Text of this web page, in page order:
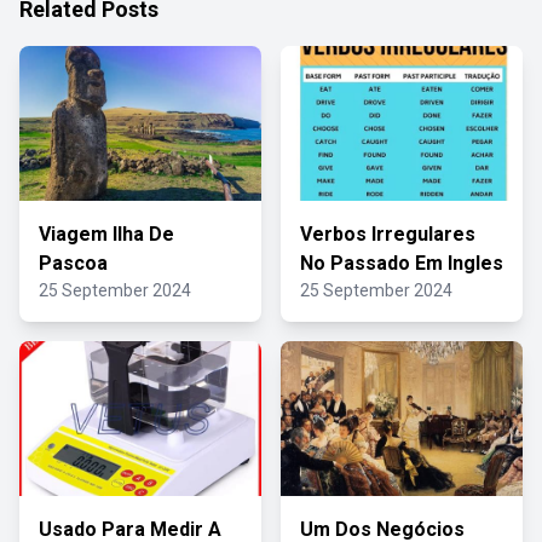
Related Posts
Viagem Ilha De
Pascoa
25 September 2024
Verbos Irregulares
No Passado Em Ingles
25 September 2024
Usado Para Medir A Um Dos Negócios